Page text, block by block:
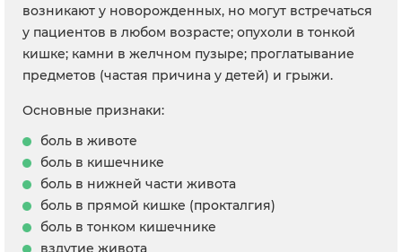
возникают у новорожденных, но могут встречаться
у пациентов в любом возрасте; опухоли в тонкой
кишке; камни в желчном пузыре; проглатывание
предметов (частая причина у детей) и грыжи.
Основные признаки:
боль в животе
боль в кишечнике
боль в нижней части живота
боль в прямой кишке (прокталгия)
боль в тонком кишечнике
вздутие живота